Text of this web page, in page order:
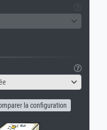
la configuration